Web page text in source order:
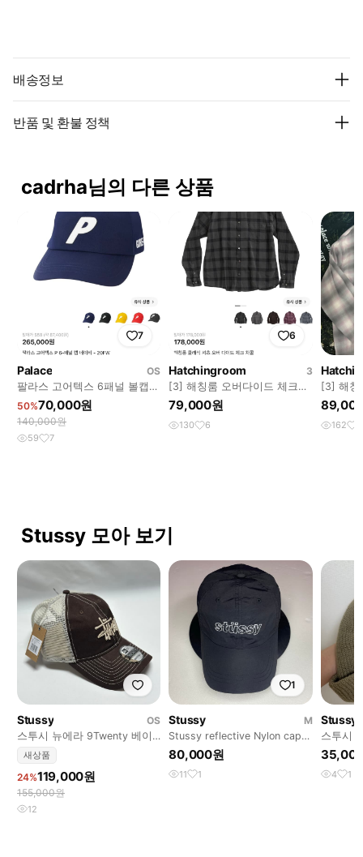
배송정보
반품 및 환불 정책
cadrha님의 다른 상품
7
Palace
OS
팔라스 고어텍스 6패널 볼캡
네이비
50%70,000원
140,000원
59 7
6
Hatchingroom
3
[3] 해칭룸 오버다이드 체크셔
츠 차콜
79,000원
130 6
[3] 해칭
츠
162
Stussy 모아 보기
Stussy
OS
스투시 뉴에라 9Twenty 베이
직 트러커 브라운 볼캡 모자 새
제품
새상품
24%119,000원
155,000원
12
1
Stussy
M
Stussy reflective Nylon cap볼
캡
80,000원
11 1
Stussy
스투시
4 1